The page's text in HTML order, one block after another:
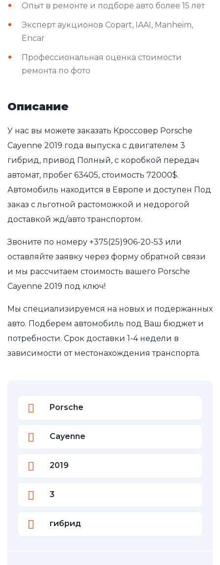
Опыт в ремонте и подборе авто более 15 лет
Эксперт аукционов Copart, IAAI, Manheim,
Encar
Профессиональная оценка стоимости
ремонта по фото
Описание
У нас вы можете заказать Кроссовер Porsche
Cayenne 2019 года выпуска с двигателем 3
гибрид, привод Полный, с коробкой передач
автомат, пробег 63405, стоимость 72000$.
Автомобиль находится в Европе и доступен Под
заказ с льготной растоможкой и недорогой
доставкой жд/авто транспортом.
Звоните по номеру +375(25)906-20-53 или
оставляйте заявку через форму обратной связи
и мы рассчитаем стоимость вашего Porsche
Cayenne 2019 под ключ!
Мы специализируемся на новых и подержанных
авто. Подберем автомобиль под Ваш бюджет и
потребности. Срок доставки 1-4 недели в
зависимости от местонахождения транспорта.
Porsche
Cayenne
2019
3
гибрид